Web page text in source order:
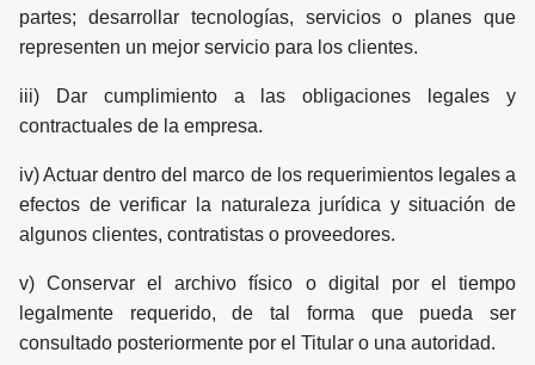
partes; desarrollar tecnologías, servicios o planes que
representen un mejor servicio para los clientes.
iii) Dar cumplimiento a las obligaciones legales y
contractuales de la empresa.
iv) Actuar dentro del marco de los requerimientos legales a
efectos de verificar la naturaleza jurídica y situación de
algunos clientes, contratistas o proveedores.
v) Conservar el archivo físico o digital por el tiempo
legalmente requerido, de tal forma que pueda ser
consultado posteriormente por el Titular o una autoridad.